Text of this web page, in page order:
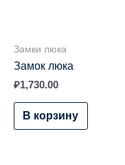
Замки люка
Замок люка
₽1,730.00
В корзину